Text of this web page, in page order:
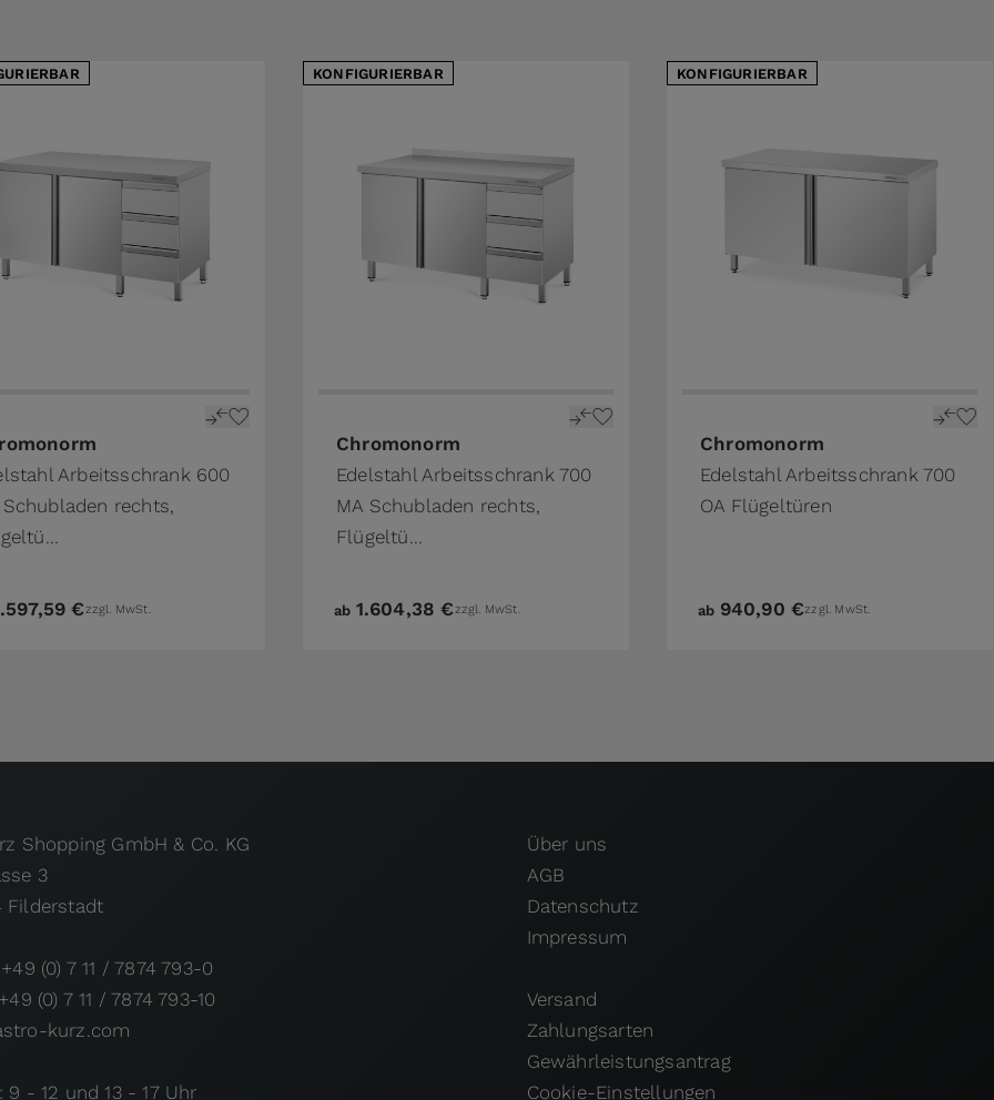
product page
Arbeitsschrank 600
Schubladen rechts,
depends on the options chosen on the product page
€zzgl. MwSt.
KONFIGURIERBAR
Chromonorm
Edelstahl Arbeitsschrank 700
MA Schubladen rechts,
Flügeltü...
The price depends on the options chosen on the product page
ab 1.604,38 €zzgl. MwSt.
KONFIGURIERBAR
Chromonorm
Edelstahl Arbeitsschrank 700
OA Flügeltüren
The price depends on the
ab 940,90 €zzgl. MwSt.
Shopping GmbH & Co. KG
3
Filderstadt
(0) 7 11 / 7874 793-0
(0) 7 11 / 7874 793-10
kurz.com
9 - 12 und 13 - 17 Uhr
Über uns
AGB
Datenschutz
Impressum
Versand
Zahlungsarten
Gewährleistungsantrag
Cookie-Einstellungen